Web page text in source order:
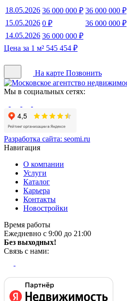
18.05.2026 36 000 000 ₽ 36 000 000 ₽
15.05.2026 0 ₽
36 000 000 ₽
14.05.2026 36 000 000 ₽
Цена за 1 м² 545 454 ₽
На карте Позвонить
Мы в социальных сетях:
Разработка сайта: seomi.ru
Навигация
О компании
Услуги
Каталог
Карьера
Контакты
Новостройки
Время работы
Ежедневно с 9:00 до 21:00
Без выходных!
Связь с нами: